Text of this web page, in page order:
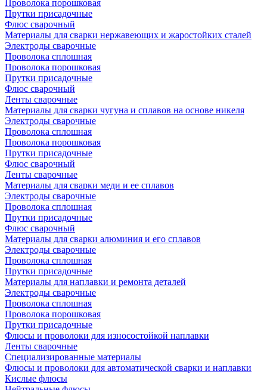
Проволока порошковая
Прутки присадочные
Флюс сварочный
Материалы для сварки нержавеющих и жаростойких сталей
Электроды сварочные
Проволока сплошная
Проволока порошковая
Прутки присадочные
Флюс сварочный
Ленты сварочные
Материалы для сварки чугуна и сплавов на основе никеля
Электроды сварочные
Проволока сплошная
Проволока порошковая
Прутки присадочные
Флюс сварочный
Ленты сварочные
Материалы для сварки меди и ее сплавов
Электроды сварочные
Проволока сплошная
Прутки присадочные
Флюс сварочный
Материалы для сварки алюминия и его сплавов
Электроды сварочные
Проволока сплошная
Прутки присадочные
Материалы для наплавки и ремонта деталей
Электроды сварочные
Проволока сплошная
Проволока порошковая
Прутки присадочные
Флюсы и проволоки для износостойкой наплавки
Ленты сварочные
Специализированные материалы
Флюсы и проволоки для автоматической сварки и наплавки
Кислые флюсы